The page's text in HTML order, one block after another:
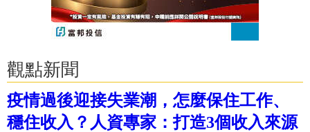
觀點新聞
疫情過後迎接失業潮，怎麼保住工作、
穩住收入？人資專家：打造3個收入來源